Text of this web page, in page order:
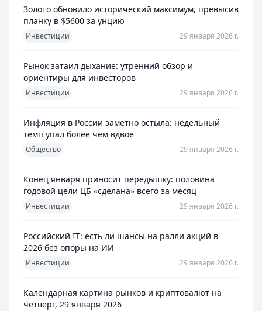
Золото обновило исторический максимум, превысив
планку в $5600 за унцию
Инвестиции 29 января 2026 г.
Рынок затаил дыхание: утренний обзор и
ориентиры для инвесторов
Инвестиции 29 января 2026 г.
Инфляция в России заметно остыла: недельный
темп упал более чем вдвое
Общество 29 января 2026 г.
Конец января приносит передышку: половина
годовой цели ЦБ «сделана» всего за месяц
Инвестиции 29 января 2026 г.
Российский IT: есть ли шансы на ралли акций в
2026 без опоры на ИИ
Инвестиции 29 января 2026 г.
Календарная картина рынков и криптовалют на
четверг, 29 января 2026